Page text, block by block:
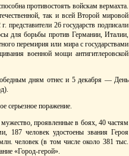
противостоять войскам вермахта.
так и всей Второй мировой
26 государств подписали
для борьбы против Германии, Италии,
перемирия или мира с государствами
военной мощи антигитлеровской
дням отнес и 5 декабря — День
серьезное поражение.
проявленные в боях, 40 частям
187 человек удостоены звания Героя
человек (в том числе около 381 тыс.
«Город-герой».